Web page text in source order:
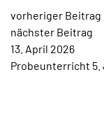
AKTUELLES
&
NEWS
vorheriger Beitrag
nächster Beitrag
13. April 2026
Probeunterricht 5.